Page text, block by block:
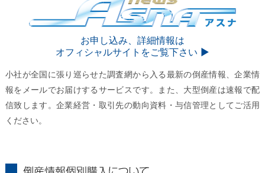
お申し込み、詳細情報は
オフィシャルサイトをご覧下さい ▶︎
小社が全国に張り巡らせた調査網から入る最新の倒産情報、企業情
報をメールでお届けするサービスです。また、大型倒産は速報で配
信致します。企業経営・取引先の動向資料・与信管理としてご活用
ください。